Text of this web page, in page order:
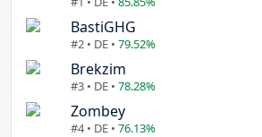
BastiGHG
#2 • DE • 79.52%
Brekzim
#3 • DE • 78.28%
Zombey
#4 • DE • 76.13%